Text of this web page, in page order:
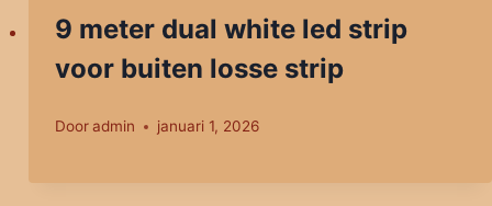
9 meter dual white led strip
voor buiten losse strip
Door admin januari 1, 2026